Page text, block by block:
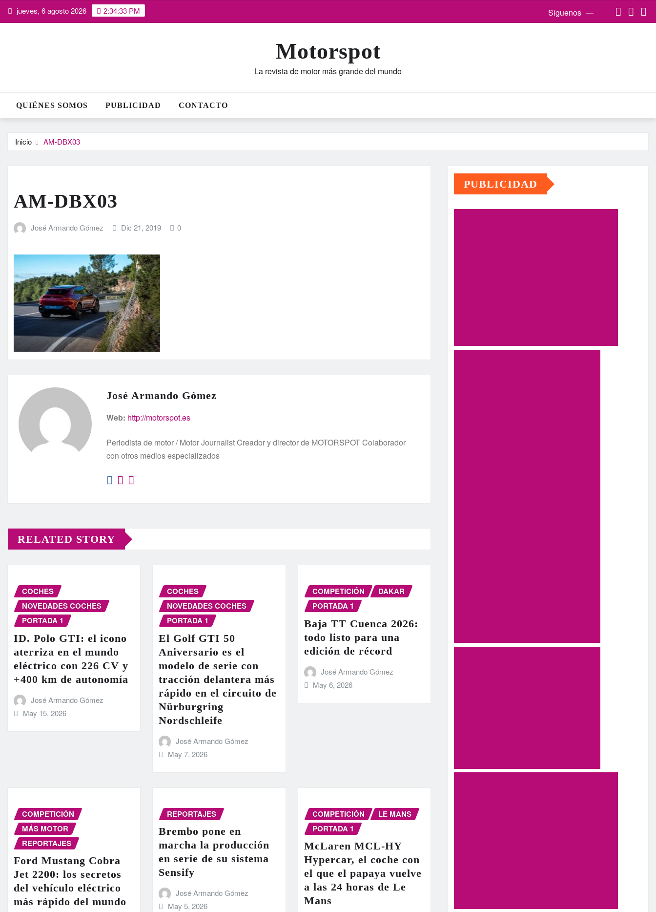
Saltarjueves, 6 agosto 2026 2:34:34 PM Síguenos
Motorspot
La revista de motor más grande del mundo
QUIÉNES SOMOS PUBLICIDAD CONTACTO
Inicio AM-DBX03
AM-DBX03
José Armando Gómez Dic 21, 2019 0
José Armando Gómez
Web: http://motorspot.es
Periodista de motor / Motor Journalist Creador y director de MOTORSPOT Colaborador
con otros medios especializados
RELATED STORY
COCHES
NOVEDADES COCHES
PORTADA 1
ID. Polo GTI: el icono
aterriza en el mundo
eléctrico con 226 CV y
+400 km de autonomía
José Armando Gómez
May 15, 2026
COCHES
NOVEDADES COCHES
PORTADA 1
El Golf GTI 50
Aniversario es el
modelo de serie con
tracción delantera más
rápido en el circuito de
Nürburgring
Nordschleife
José Armando Gómez
May 7, 2026
COMPETICIÓN
DAKAR
PORTADA 1
Baja TT Cuenca 2026:
todo listo para una
edición de récord
José Armando Gómez
May 6, 2026
COMPETICIÓN
MÁS MOTOR
REPORTAJES
Ford Mustang Cobra
Jet 2200: los secretos
del vehículo eléctrico
más rápido del mundo
REPORTAJES
Brembo pone en
marcha la producción
en serie de su sistema
Sensify
José Armando Gómez
May 5, 2026
COMPETICIÓN
LE MANS
PORTADA 1
McLaren MCL-HY
Hypercar, el coche con
el que el papaya vuelve
a las 24 horas de Le
Mans
PUBLICIDAD